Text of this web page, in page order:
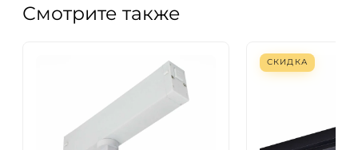
Смотрите также
СКИДКА